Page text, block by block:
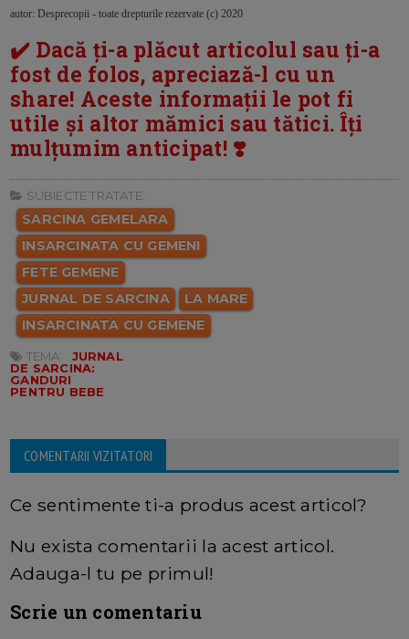
autor: Desprecopii - toate drepturile rezervate (c) 2020
✔️ Dacă ți-a plăcut articolul sau ți-a
fost de folos, apreciază-l cu un
share! Aceste informații le pot fi
utile și altor mămici sau tătici. Îți
mulțumim anticipat! ❣️
SUBIECTE TRATATE:
SARCINA GEMELARA
INSARCINATA CU GEMENI
FETE GEMENE
JURNAL DE SARCINA
LA MARE
INSARCINATA CU GEMENE
TEMA:
JURNAL
DE SARCINA:
GANDURI
PENTRU BEBE
COMENTARII VIZITATORI
Ce sentimente ti-a produs acest articol?
Nu exista comentarii la acest articol.
Adauga-l tu pe primul!
Scrie un comentariu